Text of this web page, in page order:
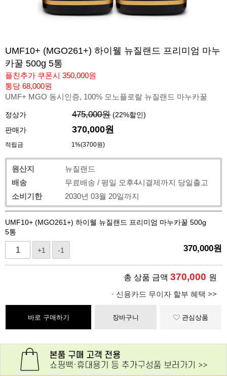
UMF10+ (MGO261+) 하이웰 뉴질랜드 프리미엄 마누
카꿀 500g 5통
플친추가 쿠폰시 350,000원
통당 68,000원
UMF+ MGO 동시인증, 100% 모노플로랄 뉴질랜드 마누카꿀
정상가 475,000원 (22%할인)
판매가
370,000원
적립금 1%(3700원)
원산지
뉴질랜드
배송
무료배송 / 평일 오후4시결제까지 당일출고
소비기한
2030년 03월 20일까지
UMF10+ (MGO261+) 하이웰 뉴질랜드 프리미엄 마누카꿀 500g
5통
+1 -1 370,000원
총 상품 금액 370,000 원
· 신용카드 무이자 할부 혜택 >>
바로 구매하기 장바구니 관심상품